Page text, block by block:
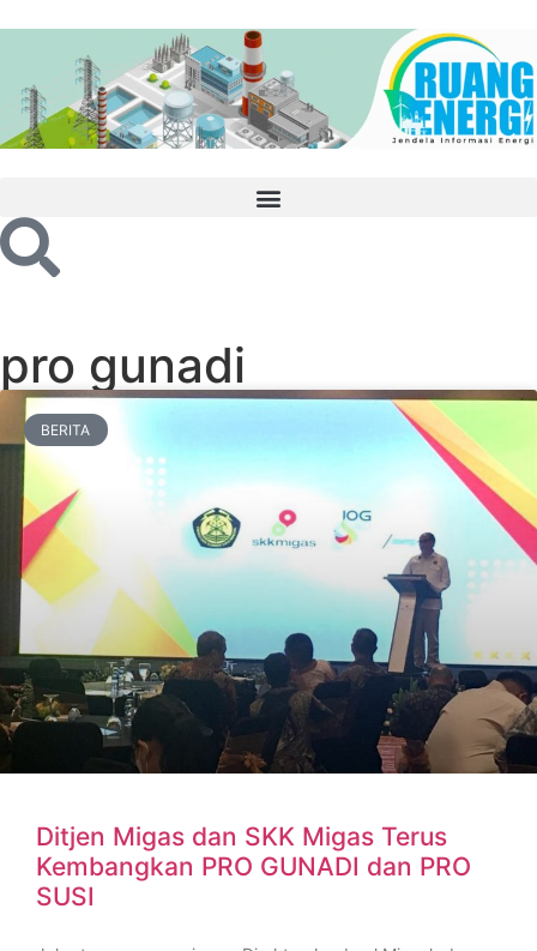
pro gunadi
BERITA
Ditjen Migas dan SKK Migas Terus
Kembangkan PRO GUNADI dan PRO
SUSI